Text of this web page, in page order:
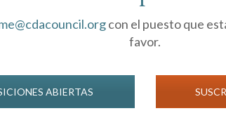
con el puesto que
favor.
ABIERTAS